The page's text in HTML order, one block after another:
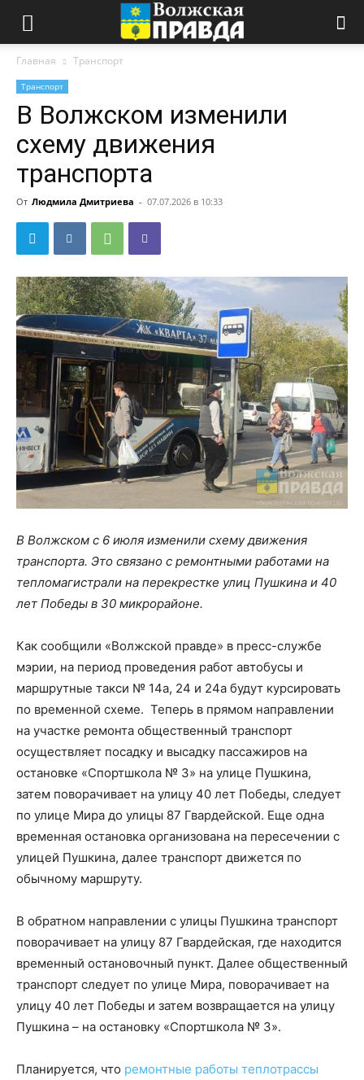
Главная Транспорт
Транспорт
В Волжском изменили
схему движения
транспорта
От Людмила Дмитриева - 07.07.2026 в 10:33
В Волжском с 6 июля изменили схему движения
транспорта. Это связано с ремонтными работами на
тепломагистрали на перекрестке улиц Пушкина и 40
лет Победы в 30 микрорайоне.
Как сообщили «Волжской правде» в пресс-службе
мэрии, на период проведения работ автобусы и
маршрутные такси № 14а, 24 и 24а будут курсировать
по временной схеме. Теперь в прямом направлении
на участке ремонта общественный транспорт
осуществляет посадку и высадку пассажиров на
остановке «Спортшкола № 3» на улице Пушкина,
затем поворачивает на улицу 40 лет Победы, следует
по улице Мира до улицы 87 Гвардейской. Еще одна
временная остановка организована на пересечении с
улицей Пушкина, далее транспорт движется по
обычному маршруту.
В обратном направлении с улицы Пушкина транспорт
поворачивает на улицу 87 Гвардейская, где находится
временный остановочный пункт. Далее общественный
транспорт следует по улице Мира, поворачивает на
улицу 40 лет Победы и затем возвращается на улицу
Пушкина – на остановку «Спортшкола № 3».
Планируется, что ремонтные работы теплотрассы